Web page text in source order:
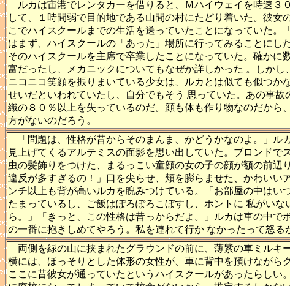
ルカは宙港でレンタカーを借りると、Ｍハイウェイを時速３
して、１時間弱で目的地である山間の村にたどり着いた。彼女
こでハイスクールまでの生活を送っていたことになっていた。
はまず、ハイスクールの「あった」場所に行ってみることにし
そのハイスクールを主席で卒業したことになっていた。確かに
富だったし、メカニックについてもなぜか詳しかった 。しかし
ニコニコ笑顔を振りまいている少女は、ルカとは似ても似つか
せいだといわれていたし、自分でもそう 思っていた。あの事故
織の８０％以上を失っているのだ。顔も体も作り物なのだから
方がないのだろう。
「問題は、性格が昔からそのまんま、かどうかなのよ。」ル
見上げてくるアルテミスの面影を思い出していた。ブロンドで
虫の髪飾りをつけた、まるっこい童顔の女の子の顔が額の前辺
違反が多すぎるの！」口を尖らせ、頬を膨らませた、かわいい
ンチ以上も背が高いルカを睨みつけている。「お部屋の中はい
たまっているし、ご飯はぽろぽろこぼすし、ホントに 私がいな
ら。」「きっと、この性格は昔っからだよ。」ルカは車の中で
の一番に抱きしめてやろう。私を連れて行か なかったって怒る
両側を緑の山に挟まれたグラウンドの前に、薄紫の車ミルキ
横には、ほっそりとした体形の女性が、車に背中を預けながら
ここに昔彼女が通っていたというハイスクールがあったらしい